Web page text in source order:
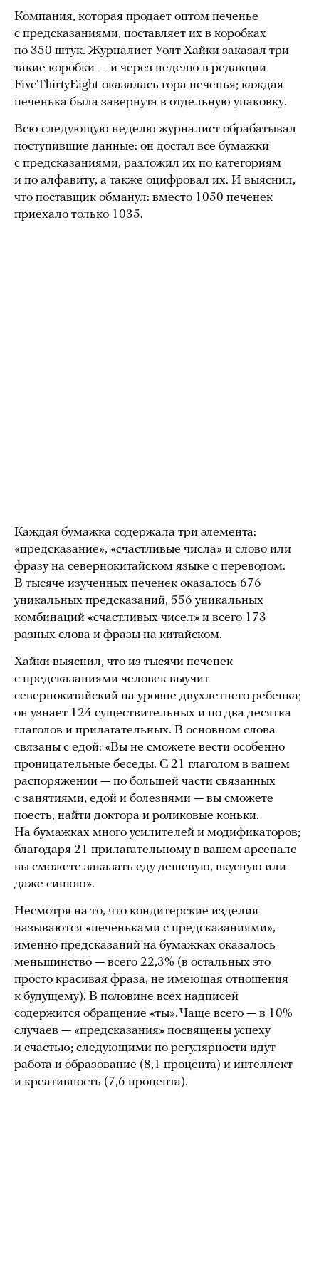
Компания, которая продает оптом печенье
с предсказаниями, поставляет их в коробках
по 350 штук. Журналист Уолт Хайки заказал три
такие коробки — и через неделю в редакции
FiveThirtyEight оказалась гора печенья; каждая
печенька была завернута в отдельную упаковку.
Всю следующую неделю журналист обрабатывал
поступившие данные: он достал все бумажки
с предсказаниями, разложил их по категориям
и по алфавиту, а также оцифровал их. И выяснил,
что поставщик обманул: вместо 1050 печенек
приехало только 1035.
Каждая бумажка содержала три элемента:
«предсказание», «счастливые числа» и слово или
фразу на севернокитайском языке с переводом.
В тысяче изученных печенек оказалось 676
уникальных предсказаний, 556 уникальных
комбинаций «счастливых чисел» и всего 173
разных слова и фразы на китайском.
Хайки выяснил, что из тысячи печенек
с предсказаниями человек выучит
севернокитайский на уровне двухлетнего ребенка;
он узнает 124 существительных и по два десятка
глаголов и прилагательных. В основном слова
связаны с едой: «Вы не сможете вести особенно
проницательные беседы. С 21 глаголом в вашем
распоряжении — по большей части связанных
с занятиями, едой и болезнями — вы сможете
поесть, найти доктора и роликовые коньки.
На бумажках много усилителей и модификаторов;
благодаря 21 прилагательному в вашем арсенале
вы сможете заказать еду дешевую, вкусную или
даже синюю».
Несмотря на то, что кондитерские изделия
называются «печеньками с предсказаниями»,
именно предсказаний на бумажках оказалось
меньшинство — всего 22,3% (в остальных это
просто красивая фраза, не имеющая отношения
к будущему). В половине всех надписей
содержится обращение «ты». Чаще всего — в 10%
случаев — «предсказания» посвящены успеху
и счастью; следующими по регулярности идут
работа и образование (8,1 процента) и интеллект
и креативность (7,6 процента).